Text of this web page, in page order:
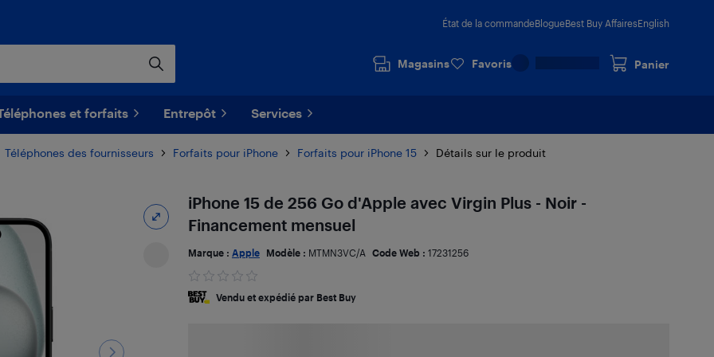
État de la commandeBlogueBest Buy AffairesEnglish
Magasins Favoris Panier
et forfaits Entrepôt Services
Téléphones des fournisseurs Forfaits pour iPhone Forfaits pour iPhone 15 Détails sur le produit
iPhone 15 de 256 Go d'Apple avec Virgin Plus - Noir -
Financement mensuel
Marque : Apple Modèle : MTMN3VC/A Code Web : 17231256
Vendu et expédié par Best Buy